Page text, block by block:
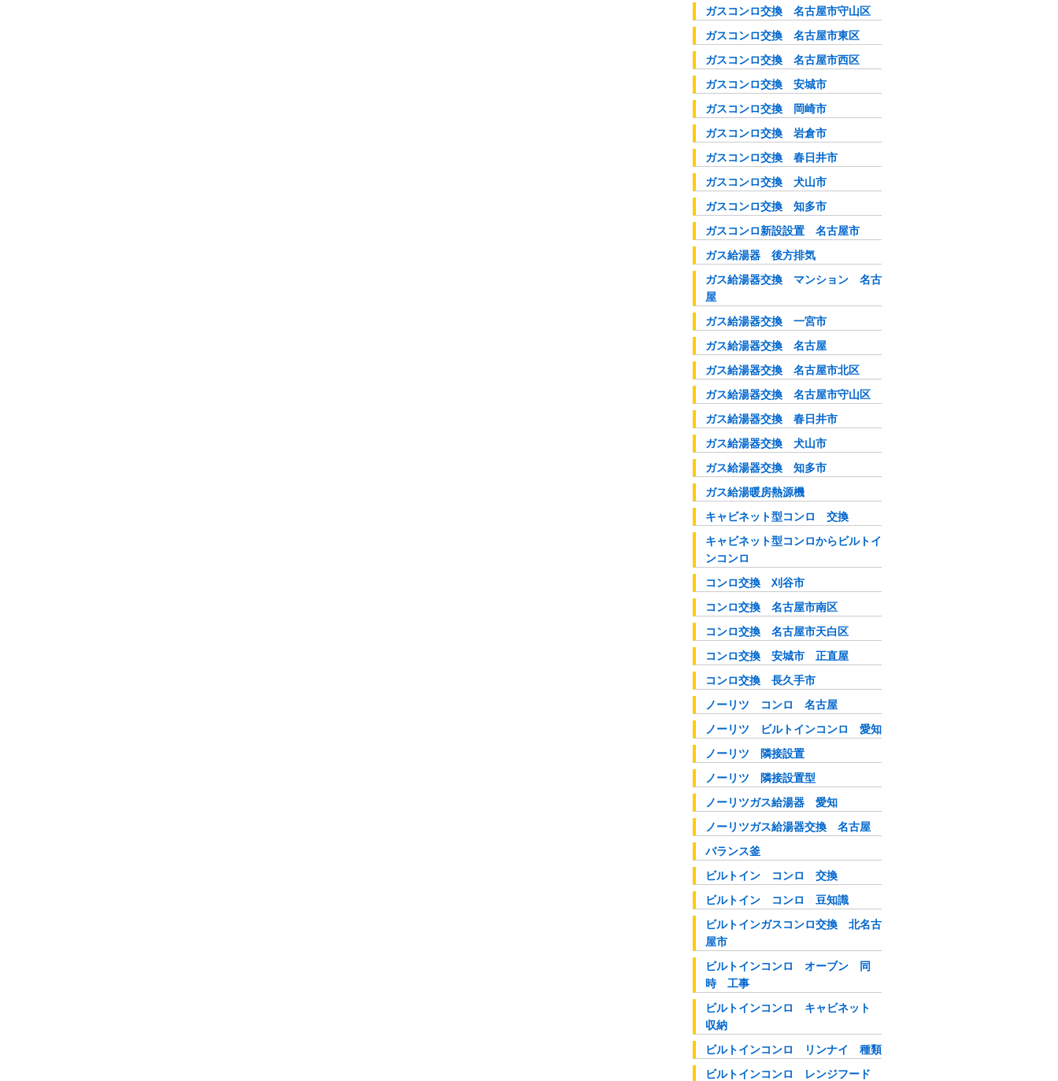
ガスコンロ交換 名古屋市守山区
ガスコンロ交換 名古屋市東区
ガスコンロ交換 名古屋市西区
ガスコンロ交換 安城市
ガスコンロ交換 岡崎市
ガスコンロ交換 岩倉市
ガスコンロ交換 春日井市
ガスコンロ交換 犬山市
ガスコンロ交換 知多市
ガスコンロ新設設置 名古屋市
ガス給湯器 後方排気
ガス給湯器交換 マンション 名古
屋
ガス給湯器交換 一宮市
ガス給湯器交換 名古屋
ガス給湯器交換 名古屋市北区
ガス給湯器交換 名古屋市守山区
ガス給湯器交換 春日井市
ガス給湯器交換 犬山市
ガス給湯器交換 知多市
ガス給湯暖房熱源機
キャビネット型コンロ 交換
キャビネット型コンロからビルトイ
ンコンロ
コンロ交換 刈谷市
コンロ交換 名古屋市南区
コンロ交換 名古屋市天白区
コンロ交換 安城市 正直屋
コンロ交換 長久手市
ノーリツ コンロ 名古屋
ノーリツ ビルトインコンロ 愛知
ノーリツ 隣接設置
ノーリツ 隣接設置型
ノーリツガス給湯器 愛知
ノーリツガス給湯器交換 名古屋
バランス釜
ビルトイン コンロ 交換
ビルトイン コンロ 豆知識
ビルトインガスコンロ交換 北名古
屋市
ビルトインコンロ オーブン 同
時 工事
ビルトインコンロ キャビネット
収納
ビルトインコンロ リンナイ 種類
ビルトインコンロ レンジフード